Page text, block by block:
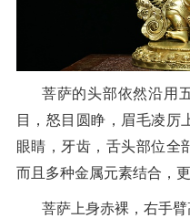
菩萨的头部依然沿用
目，怒目圆睁，眉毛凌厉
眼睛，牙齿，舌头部位全
而且多种金属元素结合，
菩萨上身赤裸，右手